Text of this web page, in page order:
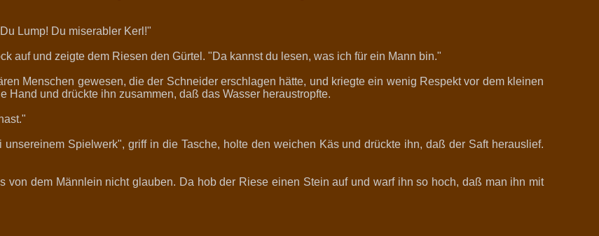
Lump! Du miserabler Kerl!"
auf und zeigte dem Riesen den Gürtel. "Da kannst du lesen, was ich für ein Mann bin."
Menschen gewesen, die der Schneider erschlagen hätte, und kriegte ein wenig Respekt vor dem kleinen
Hand und drückte ihn zusammen, daß das Wasser heraustropfte.
Spielwerk", griff in die Tasche, holte den weichen Käs und drückte ihn, daß der Saft herauslief.
von dem Männlein nicht glauben. Da hob der Riese einen Stein auf und warf ihn so hoch, daß man ihn mit